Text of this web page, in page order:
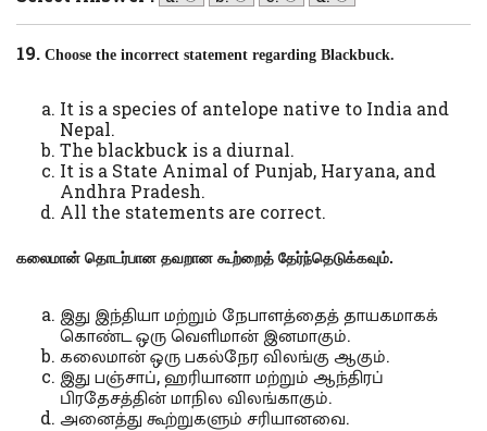
19.Choose the incorrect statement regarding Blackbuck.
It is a species of antelope native to India and
Nepal.
The blackbuck is a diurnal.
It is a State Animal of Punjab, Haryana, and
Andhra Pradesh.
All the statements are correct.
கலைமான் தொடர்பான தவறான கூற்றைத் தேர்ந்தெடுக்கவும்.
இது இந்தியா மற்றும் நேபாளத்தைத் தாயகமாகக்
கொண்ட ஒரு வெளிமான் இனமாகும்.
கலைமான் ஒரு பகல்நேர விலங்கு ஆகும்.
இது பஞ்சாப், ஹரியானா மற்றும் ஆந்திரப்
பிரதேசத்தின் மாநில விலங்காகும்.
அனைத்து கூற்றுகளும் சரியானவை.